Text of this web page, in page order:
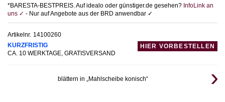
*BARESTA-BESTPREIS. Auf idealo oder günstiger.de gesehen? InfoLink an
uns ✓ - Nur auf Angebote aus der BRD anwendbar ✓
Artikelnr. 14100260
KURZFRISTIG
CA. 10 WERKTAGE, GRATISVERSAND
HIER VORBESTELLEN
blättern in „Mahlscheibe konisch“